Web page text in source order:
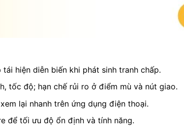
hiện diễn biến khi phát sinh tranh chấp.
tốc độ; hạn chế rủi ro ở điểm mù và nút giao.
lại nhanh trên ứng dụng điện thoại.
để tối ưu độ ổn định và tính năng.